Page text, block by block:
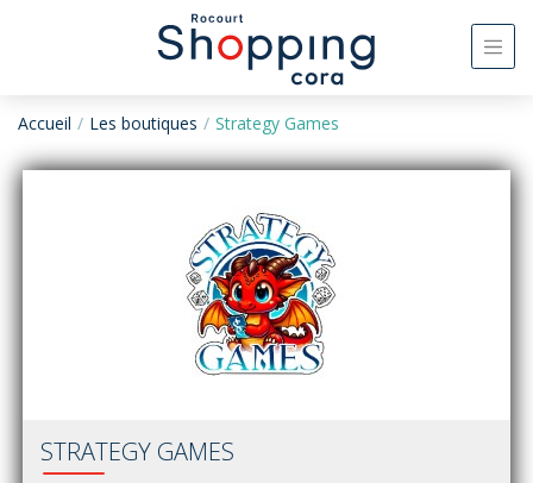
Accueil Les boutiques Strategy Games
STRATEGY GAMES